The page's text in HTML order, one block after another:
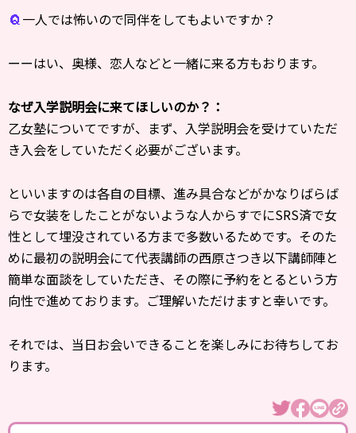
一人では怖いので同伴をしてもよいですか？
ーーはい、奥様、恋人などと一緒に来る方もおります。
なぜ入学説明会に来てほしいのか？：
乙女塾についてですが、まず、入学説明会を受けていただ
き入会をしていただく必要がございます。
といいますのは各自の目標、進み具合などがかなりばらば
らで女装をしたことがないような人からすでにSRS済で女
性として埋没されている方まで多数いるためです。そのた
めに最初の説明会にて代表講師の西原さつき以下講師陣と
簡単な面談をしていただき、その際に予約をとるという方
向性で進めております。ご理解いただけますと幸いです。
それでは、当日お会いできることを楽しみにお待ちしてお
ります。